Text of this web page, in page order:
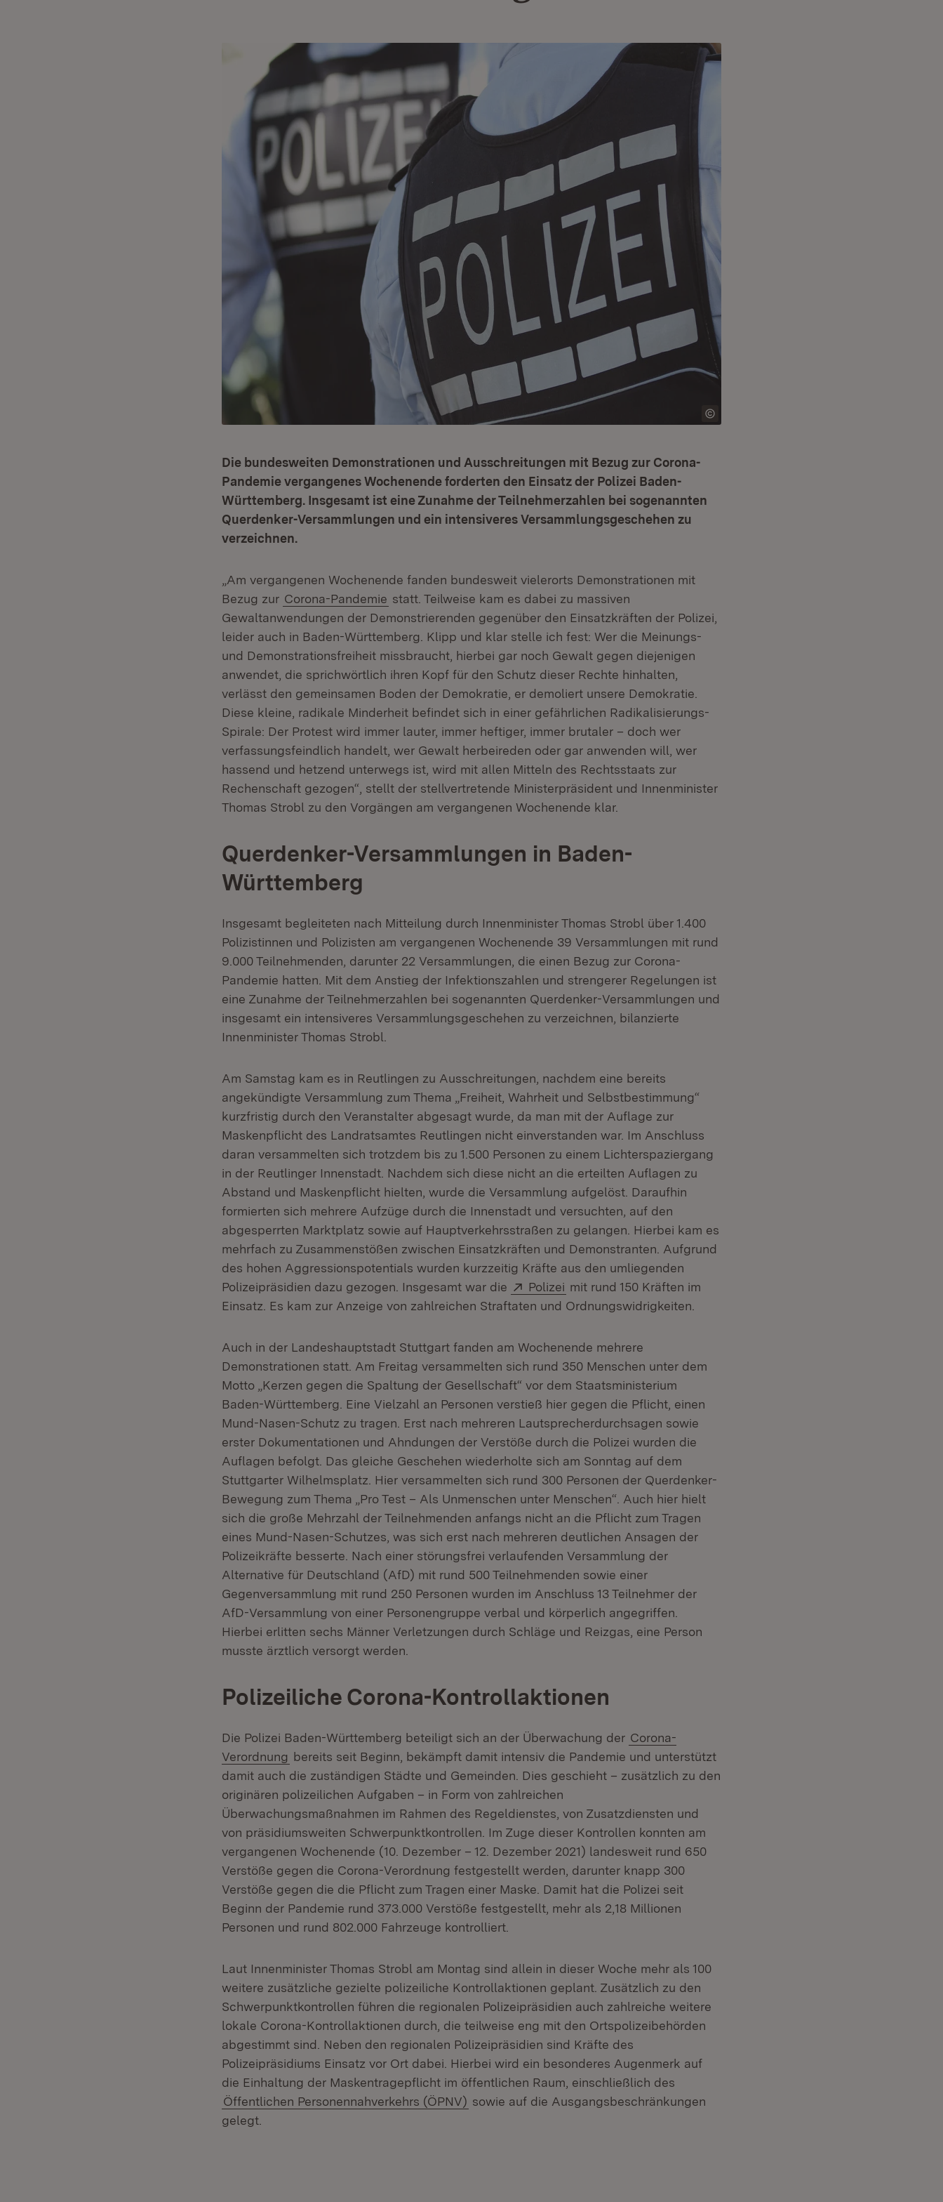
Die bundesweiten Demonstrationen und Ausschreitungen mit Bezug zur Corona-
Pandemie vergangenes Wochenende forderten den Einsatz der Polizei Baden-
Württemberg. Insgesamt ist eine Zunahme der Teilnehmerzahlen bei sogenannten
Querdenker-Versammlungen und ein intensiveres Versammlungsgeschehen zu
verzeichnen.
„Am vergangenen Wochenende fanden bundesweit vielerorts Demonstrationen mit
Bezug zur Corona-Pandemie statt. Teilweise kam es dabei zu massiven
Gewaltanwendungen der Demonstrierenden gegenüber den Einsatzkräften der Polizei,
leider auch in Baden-Württemberg. Klipp und klar stelle ich fest: Wer die Meinungs-
und Demonstrationsfreiheit missbraucht, hierbei gar noch Gewalt gegen diejenigen
anwendet, die sprichwörtlich ihren Kopf für den Schutz dieser Rechte hinhalten,
verlässt den gemeinsamen Boden der Demokratie, er demoliert unsere Demokratie.
Diese kleine, radikale Minderheit befindet sich in einer gefährlichen Radikalisierungs-
Spirale: Der Protest wird immer lauter, immer heftiger, immer brutaler – doch wer
verfassungsfeindlich handelt, wer Gewalt herbeireden oder gar anwenden will, wer
hassend und hetzend unterwegs ist, wird mit allen Mitteln des Rechtsstaats zur
Rechenschaft gezogen“, stellt der stellvertretende Ministerpräsident und Innenminister
Thomas Strobl zu den Vorgängen am vergangenen Wochenende klar.
Querdenker-Versammlungen in Baden-
Württemberg
Insgesamt begleiteten nach Mitteilung durch Innenminister Thomas Strobl über 1.400
Polizistinnen und Polizisten am vergangenen Wochenende 39 Versammlungen mit rund
9.000 Teilnehmenden, darunter 22 Versammlungen, die einen Bezug zur Corona-
Pandemie hatten. Mit dem Anstieg der Infektionszahlen und strengerer Regelungen ist
eine Zunahme der Teilnehmerzahlen bei sogenannten Querdenker-Versammlungen und
insgesamt ein intensiveres Versammlungsgeschehen zu verzeichnen, bilanzierte
Innenminister Thomas Strobl.
Am Samstag kam es in Reutlingen zu Ausschreitungen, nachdem eine bereits
angekündigte Versammlung zum Thema „Freiheit, Wahrheit und Selbstbestimmung“
kurzfristig durch den Veranstalter abgesagt wurde, da man mit der Auflage zur
Maskenpflicht des Landratsamtes Reutlingen nicht einverstanden war. Im Anschluss
daran versammelten sich trotzdem bis zu 1.500 Personen zu einem Lichterspaziergang
in der Reutlinger Innenstadt. Nachdem sich diese nicht an die erteilten Auflagen zu
Abstand und Maskenpflicht hielten, wurde die Versammlung aufgelöst. Daraufhin
formierten sich mehrere Aufzüge durch die Innenstadt und versuchten, auf den
abgesperrten Marktplatz sowie auf Hauptverkehrsstraßen zu gelangen. Hierbei kam es
mehrfach zu Zusammenstößen zwischen Einsatzkräften und Demonstranten. Aufgrund
des hohen Aggressionspotentials wurden kurzzeitig Kräfte aus den umliegenden
Polizeipräsidien dazu gezogen. Insgesamt war die
Extern:
Polizei (Öffnet in neuem Fenster)
mit rund 150 Kräften im
Einsatz. Es kam zur Anzeige von zahlreichen Straftaten und Ordnungswidrigkeiten.
Auch in der Landeshauptstadt Stuttgart fanden am Wochenende mehrere
Demonstrationen statt. Am Freitag versammelten sich rund 350 Menschen unter dem
Motto „Kerzen gegen die Spaltung der Gesellschaft“ vor dem Staatsministerium
Baden-Württemberg. Eine Vielzahl an Personen verstieß hier gegen die Pflicht, einen
Mund-Nasen-Schutz zu tragen. Erst nach mehreren Lautsprecherdurchsagen sowie
erster Dokumentationen und Ahndungen der Verstöße durch die Polizei wurden die
Auflagen befolgt. Das gleiche Geschehen wiederholte sich am Sonntag auf dem
Stuttgarter Wilhelmsplatz. Hier versammelten sich rund 300 Personen der Querdenker-
Bewegung zum Thema „Pro Test – Als Unmenschen unter Menschen“. Auch hier hielt
sich die große Mehrzahl der Teilnehmenden anfangs nicht an die Pflicht zum Tragen
eines Mund-Nasen-Schutzes, was sich erst nach mehreren deutlichen Ansagen der
Polizeikräfte besserte. Nach einer störungsfrei verlaufenden Versammlung der
Alternative für Deutschland (AfD) mit rund 500 Teilnehmenden sowie einer
Gegenversammlung mit rund 250 Personen wurden im Anschluss 13 Teilnehmer der
AfD-Versammlung von einer Personengruppe verbal und körperlich angegriffen.
Hierbei erlitten sechs Männer Verletzungen durch Schläge und Reizgas, eine Person
musste ärztlich versorgt werden.
Polizeiliche Corona-Kontrollaktionen
Die Polizei Baden-Württemberg beteiligt sich an der Überwachung der Corona-
Verordnung bereits seit Beginn, bekämpft damit intensiv die Pandemie und unterstützt
damit auch die zuständigen Städte und Gemeinden. Dies geschieht – zusätzlich zu den
originären polizeilichen Aufgaben – in Form von zahlreichen
Überwachungsmaßnahmen im Rahmen des Regeldienstes, von Zusatzdiensten und
von präsidiumsweiten Schwerpunktkontrollen. Im Zuge dieser Kontrollen konnten am
vergangenen Wochenende (10. Dezember – 12. Dezember 2021) landesweit rund 650
Verstöße gegen die Corona-Verordnung festgestellt werden, darunter knapp 300
Verstöße gegen die die Pflicht zum Tragen einer Maske. Damit hat die Polizei seit
Beginn der Pandemie rund 373.000 Verstöße festgestellt, mehr als 2,18 Millionen
Personen und rund 802.000 Fahrzeuge kontrolliert.
Laut Innenminister Thomas Strobl am Montag sind allein in dieser Woche mehr als 100
weitere zusätzliche gezielte polizeiliche Kontrollaktionen geplant. Zusätzlich zu den
Schwerpunktkontrollen führen die regionalen Polizeipräsidien auch zahlreiche weitere
lokale Corona-Kontrollaktionen durch, die teilweise eng mit den Ortspolizeibehörden
abgestimmt sind. Neben den regionalen Polizeipräsidien sind Kräfte des
Polizeipräsidiums Einsatz vor Ort dabei. Hierbei wird ein besonderes Augenmerk auf
die Einhaltung der Maskentragepflicht im öffentlichen Raum, einschließlich des
Öffentlichen Personennahverkehrs (ÖPNV) sowie auf die Ausgangsbeschränkungen
gelegt.